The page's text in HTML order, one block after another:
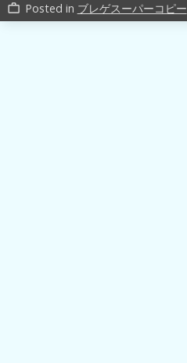
work_outline Posted in ブレゲスーパーコピー